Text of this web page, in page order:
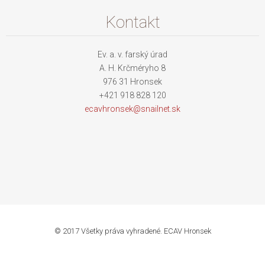
Kontakt
Ev. a. v. farský úrad
A. H. Krčméryho 8
976 31 Hronsek
+421 918 828 120
ecavhronsek@snailnet.sk
© 2017 Všetky práva vyhradené. ECAV Hronsek